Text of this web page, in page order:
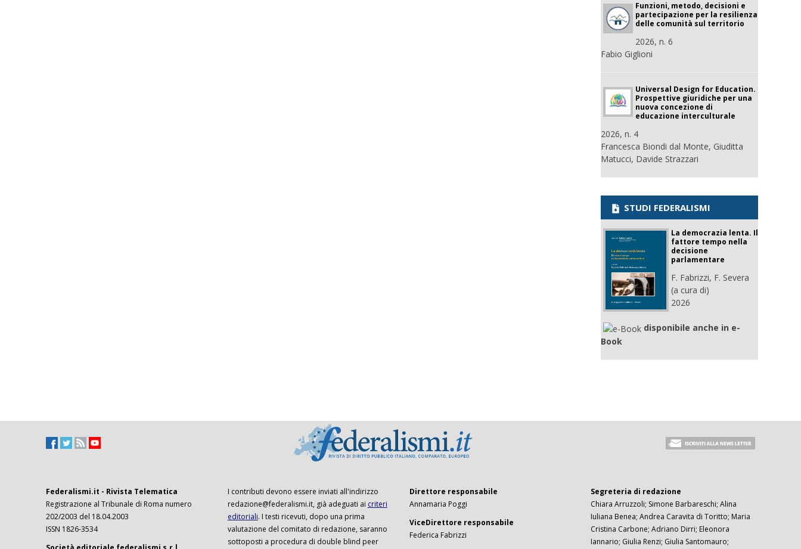
Funzioni, metodo, decisioni e
partecipazione per la resilienza
delle comunità sul territorio
2026, n. 6
Fabio Giglioni
Universal Design for Education.
Prospettive giuridiche per una
nuova concezione di
educazione interculturale
2026, n. 4
Francesca Biondi dal Monte, Giuditta
Matucci, Davide Strazzari
STUDI FEDERALISMI
La democrazia lenta. Il
fattore tempo nella
decisione
parlamentare
F. Fabrizzi, F. Severa
(a cura di)
2026
disponibile anche in e-
Book
Federalismi.it - Rivista Telematica
Registrazione al Tribunale di Roma numero
202/2003 del 18.04.2003
ISSN 1826-3534
I contributi devono essere inviati all'indirizzo
redazione@federalismi.it, già adeguati ai criteri
editoriali. I testi ricevuti, dopo una prima
valutazione del comitato di redazione, saranno
sottoposti a procedura di double blind peer
Direttore responsabile
Annamaria Poggi
ViceDirettore responsabile
Federica Fabrizzi
Segreteria di redazione
Chiara Arruzzoli; Simone Barbareschi; Alina
Iuliana Benea; Andrea Caravita di Toritto; Maria
Cristina Carbone; Adriano Dirri; Eleonora
Iannario; Giulia Renzi; Giulia Santomauro;